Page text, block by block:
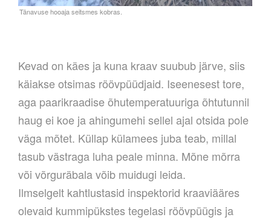
Kevad on käes ja kuna kraav suubub järve, siis
käiakse otsimas röövpüüdjaid. Iseenesest tore,
aga paarikraadise õhutemperatuuriga õhtutunnil
haug ei koe ja ahingumehi sellel ajal otsida pole
väga mõtet. Küllap külamees juba teab, millal
tasub västraga luha peale minna. Mõne mõrra
või võrguräbala võib muidugi leida.
Ilmselgelt kahtlustasid inspektorid kraaviääres
olevaid kummipükstes tegelasi röövpüügis ja